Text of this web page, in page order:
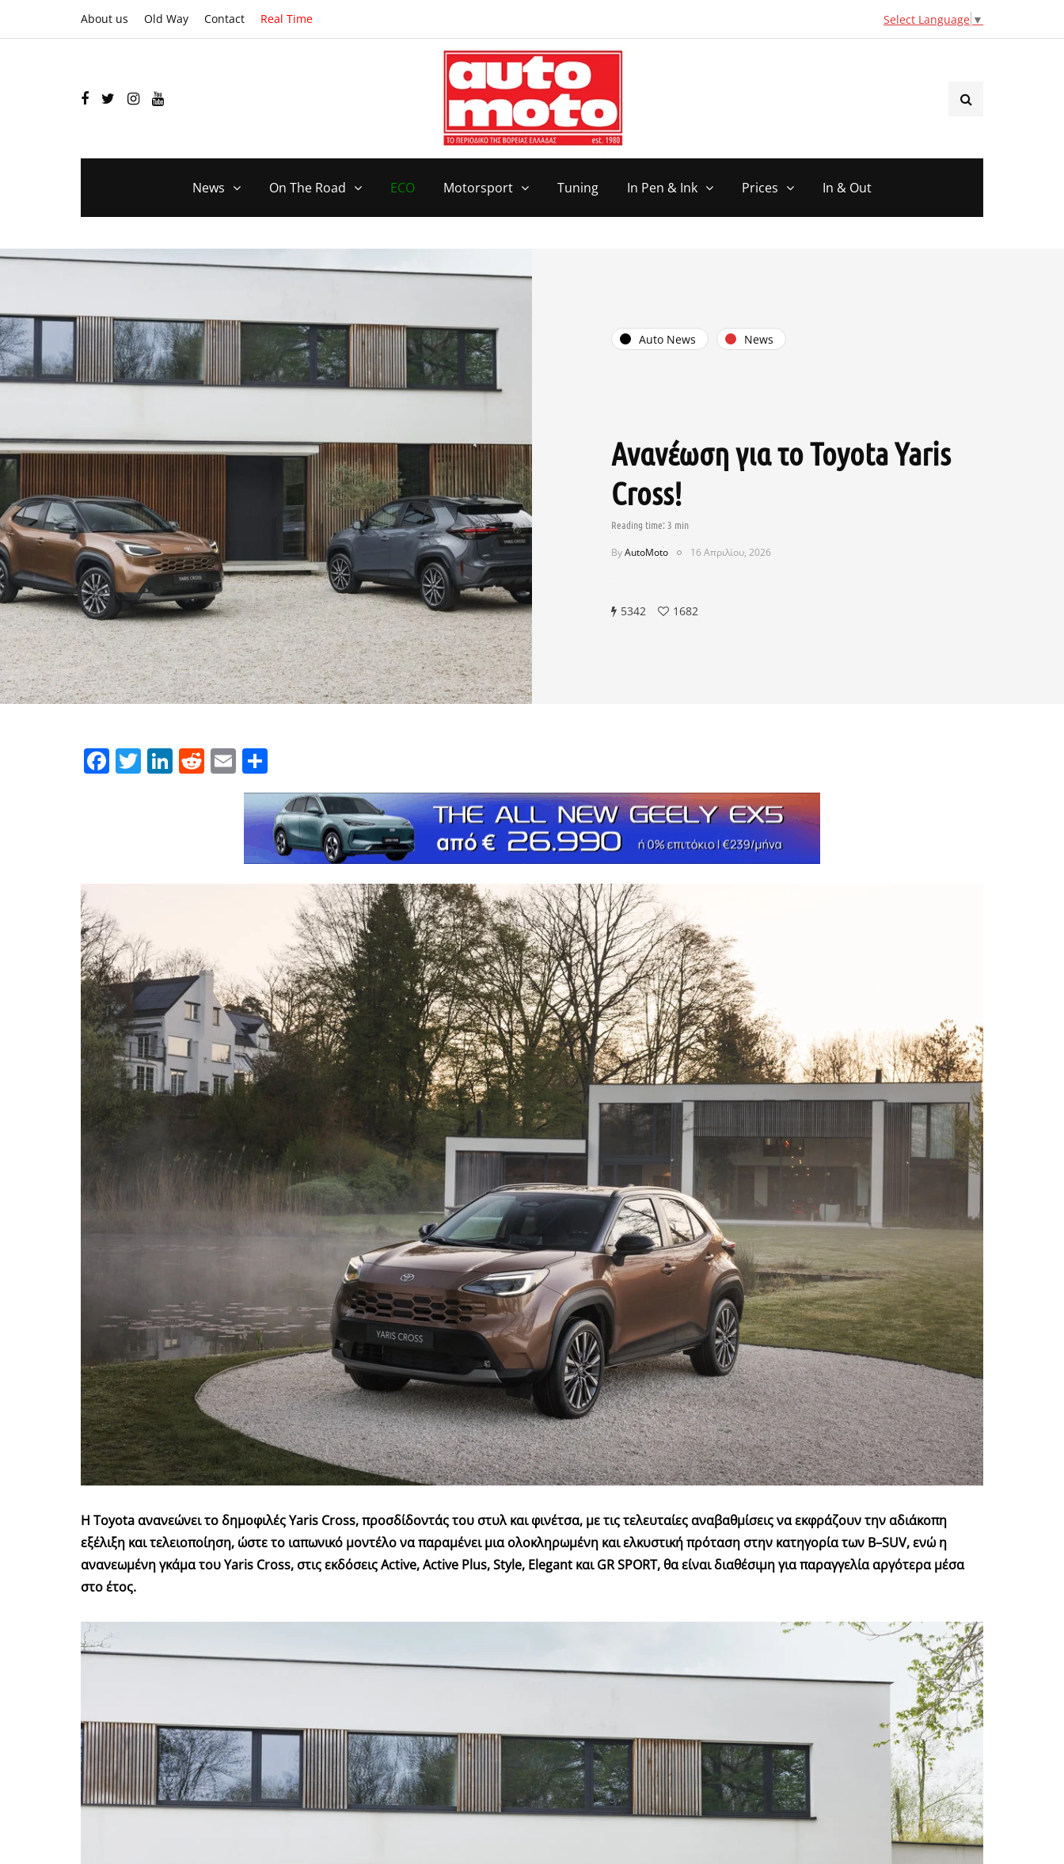
About us Old Way Contact Real Time Select Language ▼
News On The Road ECO Motorsport Tuning In Pen & Ink Prices In & Out
Auto News News
Ανανέωση για το Toyota Yaris
Cross!
ByAutoMoto 16 Απριλίου, 2026
5342 1682
Facebook
Twitter
LinkedIn
Reddit
Email
Η Toyota ανανεώνει το δημοφιλέςYaris Cross, προσδίδοντάς του στυλ και φινέτσα, με τις τελευταίες αναβαθμίσεις να εκφράζουν την αδιάκοπη
εξέλιξη και τελειοποίηση, ώστε το ιαπωνικό μοντέλο να παραμένει μια ολοκληρωμένη και ελκυστική πρόταση στην κατηγορία των B–SUV, ενώ η
ανανεωμένη γκάμα του Yaris Cross, στις εκδόσεις Active, Active Plus, Style, Elegant και GR SPORT, θα είναι διαθέσιμη για παραγγελία αργότερα μέσα
στο έτος.